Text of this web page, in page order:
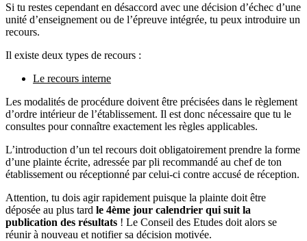
Si tu restes cependant en désaccord avec une décision d’échec d’une
unité d’enseignement ou de l’épreuve intégrée, tu peux introduire un
recours.
Il existe deux types de recours :
Le recours interne
Les modalités de procédure doivent être précisées dans le règlement
d’ordre intérieur de l’établissement. Il est donc nécessaire que tu le
consultes pour connaître exactement les règles applicables.
L’introduction d’un tel recours doit obligatoirement prendre la forme
d’une plainte écrite, adressée par pli recommandé au chef de ton
établissement ou réceptionné par celui-ci contre accusé de réception.
Attention, tu dois agir rapidement puisque la plainte doit être
déposée au plus tard le 4ème jour calendrier qui suit la
publication des résultats ! Le Conseil des Etudes doit alors se
réunir à nouveau et notifier sa décision motivée.